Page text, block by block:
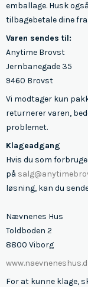
emballage. Husk
tilbagebetale dine
Varen sendes til:
Anytime Brovst
Jernbanegade 35
9460 Brovst
Vi modtager kun
returnerer varen,
problemet.
Klageadgang
Hvis du som
på
løsning, kan du
Nævnenes Hus
Toldboden 2
8800 Viborg
For at kunne klage,